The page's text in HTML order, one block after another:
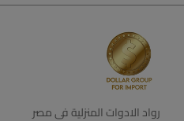
رواد الادوات المنزلية فى مصر